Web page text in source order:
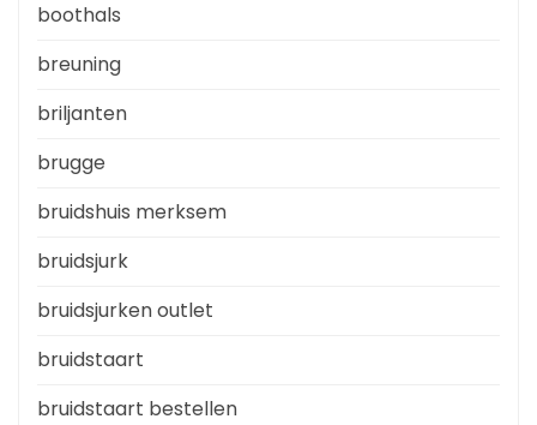
boothals
breuning
briljanten
brugge
bruidshuis merksem
bruidsjurk
bruidsjurken outlet
bruidstaart
bruidstaart bestellen